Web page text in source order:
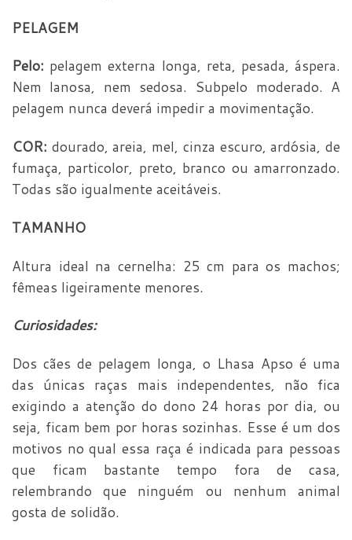
PELAGEM
Pelo: pelagem externa longa, reta, pesada, áspera.
Nem lanosa, nem sedosa. Subpelo moderado. A
pelagem nunca deverá impedir a movimentação.
COR: dourado, areia, mel, cinza escuro, ardósia, de
fumaça, particolor, preto, branco ou amarronzado.
Todas são igualmente aceitáveis.
TAMANHO
Altura ideal na cernelha: 25 cm para os machos;
fêmeas ligeiramente menores.
Curiosidades:
Dos cães de pelagem longa, o Lhasa Apso é uma
das únicas raças mais independentes, não fica
exigindo a atenção do dono 24 horas por dia, ou
seja, ficam bem por horas sozinhas. Esse é um dos
motivos no qual essa raça é indicada para pessoas
que ficam bastante tempo fora de casa,
relembrando que ninguém ou nenhum animal
gosta de solidão.